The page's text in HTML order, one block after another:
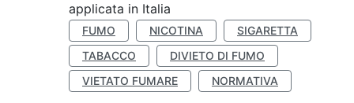
applicata in Italia
FUMO NICOTINA
SIGARETTA
TABACCO
DIVIETO DI FUMO
VIETATO FUMARE
NORMATIVA